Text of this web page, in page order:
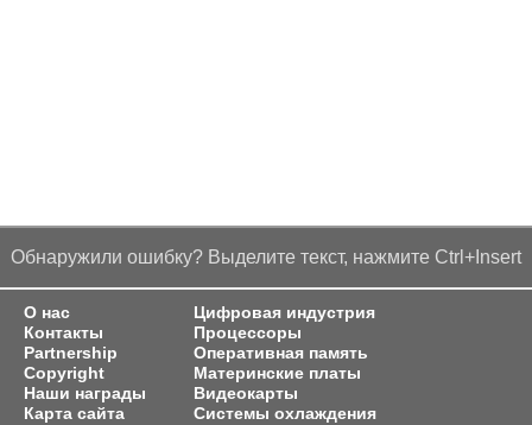
Обнаружили ошибку? Выделите текст, нажмите Ctrl+Insert
О нас
Контакты
Partnership
Copyright
Наши награды
Карта сайта
Цифровая индустрия
Процессоры
Оперативная память
Материнские платы
Видеокарты
Системы охлаждения